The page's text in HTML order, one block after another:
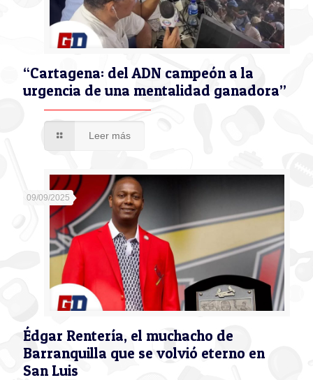
“Cartagena: del ADN campeón a la
urgencia de una mentalidad ganadora”
Leer más
09/09/2025
Édgar Rentería, el muchacho de
Barranquilla que se volvió eterno en
San Luis